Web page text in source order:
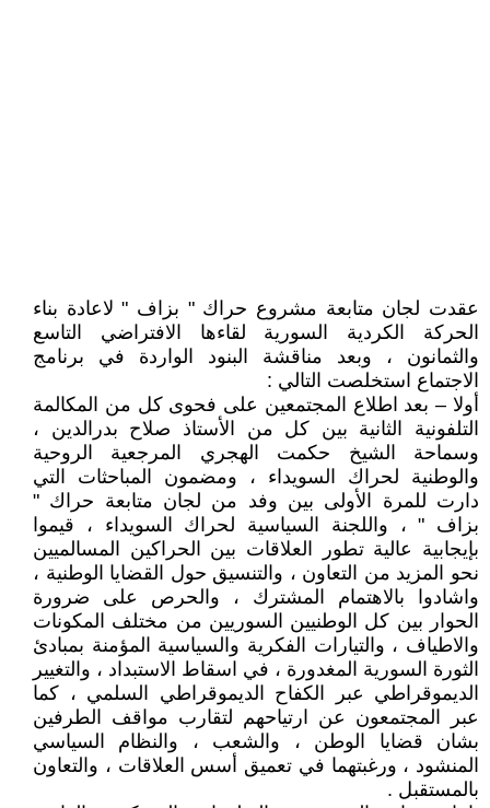
عقدت لجان متابعة مشروع حراك " بزاف " لاعادة بناء
الحركة الكردية السورية لقاءها الافتراضي التاسع
والثمانون ، وبعد مناقشة البنود الواردة في برنامج
الاجتماع استخلصت التالي :
أولا – بعد اطلاع المجتمعين على فحوى كل من المكالمة
التلفونية الثانية بين كل من الأستاذ صلاح بدرالدين ،
وسماحة الشيخ حكمت الهجري المرجعية الروحية
والوطنية لحراك السويداء ، ومضمون المباحثات التي
دارت للمرة الأولى بين وفد من لجان متابعة حراك "
بزاف " ، واللجنة السياسية لحراك السويداء ، قيموا
بإيجابية عالية تطور العلاقات بين الحراكين المسالميين
نحو المزيد من التعاون ، والتنسيق حول القضايا الوطنية ،
واشادوا بالاهتمام المشترك ، والحرص على ضرورة
الحوار بين كل الوطنيين السوريين من مختلف المكونات
والاطياف ، والتيارات الفكرية والسياسية المؤمنة بمبادئ
الثورة السورية المغدورة ، في اسقاط الاستبداد ، والتغيير
الديموقراطي عبر الكفاح الديموقراطي السلمي ، كما
عبر المجتمعون عن ارتياحهم لتقارب مواقف الطرفين
بشان قضايا الوطن ، والشعب ، والنظام السياسي
المنشود ، ورغبتهما في تعميق أسس العلاقات ، والتعاون
بالمستقبل .